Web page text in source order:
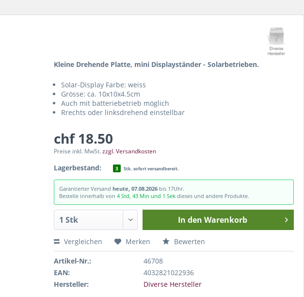
Kleine Drehende Platte, mini Displayständer - Solarbetrieben.
Solar-Display Farbe: weiss
Grösse: ca. 10x10x4.5cm
Auch mit batteriebetrieb möglich
Rrechts oder linksdrehend einstellbar
chf 18.50
Preise inkl. MwSt.zzgl. Versandkosten
Lagerbestand: 3 Stk. sofort versandbereit.
Garantierter Versand heute, 07.08.2026 bis 17Uhr.
Bestelle innerhalb von4 Std, 43 Min und 0 Sek dieses und andere Produkte.
In den Warenkorb
Vergleichen Merken Bewerten
Artikel-Nr.:
46708
EAN:
4032821022936
Hersteller:
Diverse Hersteller